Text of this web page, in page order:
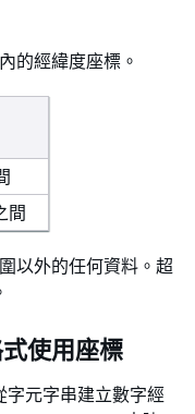
的經緯度座標。
間
以外的任何資料。超
使用座標
字元字串建立數字經